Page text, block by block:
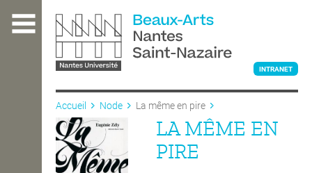
contenu
L'ÉCOLE
INTRANET
Accueil Node La même en pire
LA MÊME EN
PIRE